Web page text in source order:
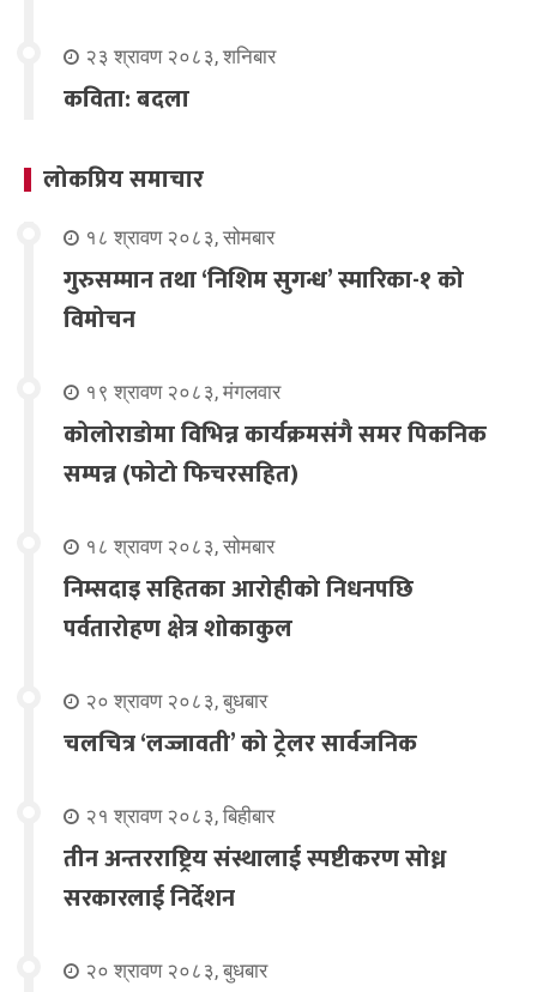
२३ श्रावण २०८३, शनिबार
कविता: बदला
लोकप्रिय समाचार
१८ श्रावण २०८३, सोमबार
गुरुसम्मान तथा ‘निशिम सुगन्ध’ स्मारिका-१ को
विमोचन
१९ श्रावण २०८३, मंगलवार
कोलोराडोमा विभिन्न कार्यक्रमसंगै समर पिकनिक
सम्पन्न (फोटो फिचरसहित)
१८ श्रावण २०८३, सोमबार
निम्सदाइ सहितका आरोहीको निधनपछि
पर्वतारोहण क्षेत्र शोकाकुल
२० श्रावण २०८३, बुधबार
चलचित्र ‘लज्जावती’ को ट्रेलर सार्वजनिक
२१ श्रावण २०८३, बिहीबार
तीन अन्तरराष्ट्रिय संस्थालाई स्पष्टीकरण सोध्न
सरकारलाई निर्देशन
२० श्रावण २०८३, बुधबार